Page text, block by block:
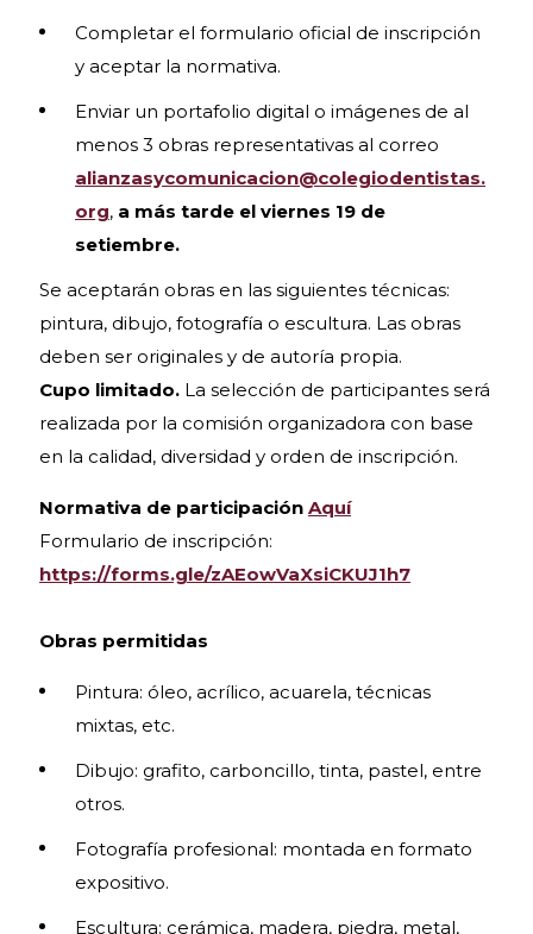
Completar el formulario oficial de inscripción
y aceptar la normativa.
Enviar un portafolio digital o imágenes de al
menos 3 obras representativas al correo
alianzasycomunicacion@colegiodentistas.
org, a más tarde el viernes 19 de
setiembre.
Se aceptarán obras en las siguientes técnicas:
pintura, dibujo, fotografía o escultura. Las obras
deben ser originales y de autoría propia.
Cupo limitado. La selección de participantes será
realizada por la comisión organizadora con base
en la calidad, diversidad y orden de inscripción.
Normativa de participación Aquí
Formulario de inscripción:
https://forms.gle/zAEowVaXsiCKUJ1h7
Obras permitidas
Pintura: óleo, acrílico, acuarela, técnicas
mixtas, etc.
Dibujo: grafito, carboncillo, tinta, pastel, entre
otros.
Fotografía profesional: montada en formato
expositivo.
Escultura: cerámica, madera, piedra, metal,